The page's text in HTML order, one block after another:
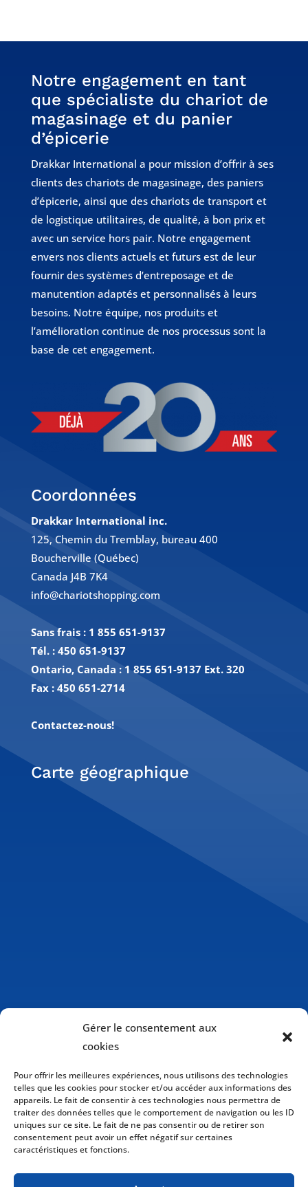
Gérer le consentement aux
cookies
Pour offrir les meilleures expériences, nous utilisons des technologies
telles que les cookies pour stocker et/ou accéder aux informations des
appareils. Le fait de consentir à ces technologies nous permettra de
traiter des données telles que le comportement de navigation ou les ID
uniques sur ce site. Le fait de ne pas consentir ou de retirer son
consentement peut avoir un effet négatif sur certaines
caractéristiques et fonctions.
Notre engagement en tant
que spécialiste du chariot de
magasinage et du panier
d’épicerie
Drakkar International a pour mission d’offrir à ses
clients des chariots de magasinage, des paniers
d’épicerie, ainsi que des chariots de transport et
de logistique utilitaires, de qualité, à bon prix et
avec un service hors pair. Notre engagement
envers nos clients actuels et futurs est de leur
fournir des systèmes d’entreposage et de
manutention adaptés et personnalisés à leurs
besoins. Notre équipe, nos produits et
l’amélioration continue de nos processus sont la
base de cet engagement.
Coordonnées
Drakkar International inc.
125, Chemin du Tremblay, bureau 400
Boucherville (Québec)
Canada J4B 7K4
info@chariotshopping.com
Sans frais : 1 855 651-9137
Tél. : 450 651-9137
Ontario, Canada : 1 855 651-9137 Ext. 320
Fax : 450 651-2714
Contactez-nous!
Carte géographique